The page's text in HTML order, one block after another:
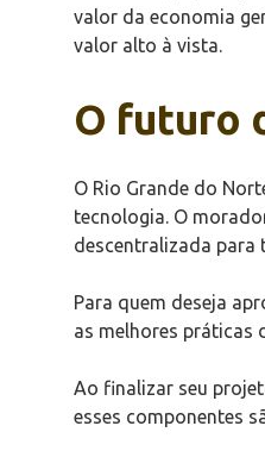
valor da economia
valor alto à vista.
O futuro
O Rio Grande do
tecnologia. O
descentralizada para
Para quem deseja
as melhores práticas
Ao finalizar seu
esses componentes